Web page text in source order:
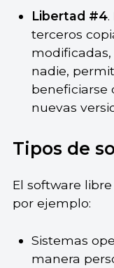
Libertad #4.
terceros
nadie,
beneficiarse
nuevas
Tipos de
El software
por ejemplo:
Sistemas
manera